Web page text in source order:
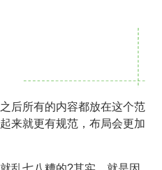
后所有的内容都放在这个范
来就更有规范，布局会更加